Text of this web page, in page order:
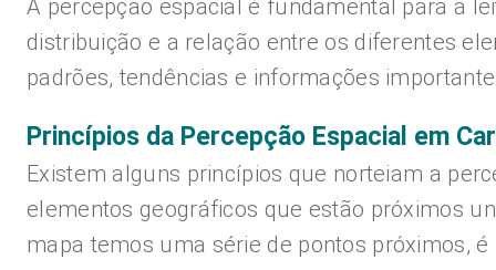
A percepção espacial é fundamental para a
distribuição e a relação entre os diferentes
padrões, tendências e informações
Princípios da Percepção Espacial em
Existem alguns princípios que norteiam a
elementos geográficos que estão próximos
mapa temos uma série de pontos próximos,